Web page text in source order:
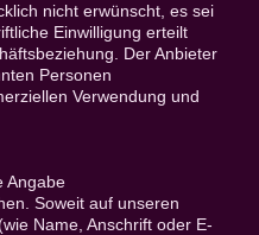
nicht erwünscht, es sei
Einwilligung erteilt
Der Anbieter
Personen
Verwendung und
Angabe
Soweit auf unseren
Name, Anschrift oder E-